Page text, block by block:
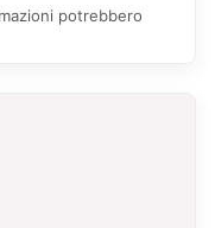
potrebbero